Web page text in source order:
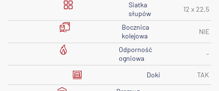
Siatka
słupów
12 x 22,5
Bocznica
kolejowa
NIE
Odporność
ogniowa
-
Doki
TAK